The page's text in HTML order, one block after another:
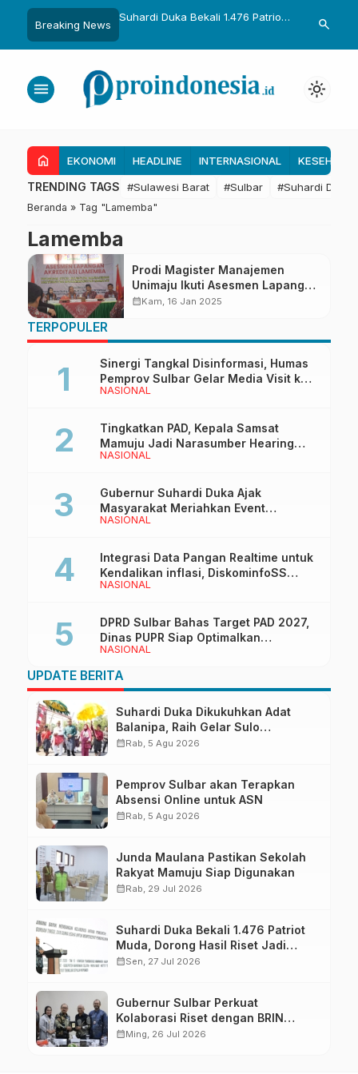
Breaking News
Gelar Sulo
Suhardi Duka Bekali 1.476 Patriot
Dasar Kebijakan Transmigrasi
Gubernur
untuk
search
menu light_mode
home EKONOMI HEADLINE INTERNASIONAL
TRENDING TAGS #Sulawesi Barat #Sulbar #Suhardi Duka
Beranda » Tag "Lamemba"
Lamemba
Prodi Magister Manajemen
Unimaju Ikuti Asesmen Lapangan
Akreditasi Lamemba
calendar_monthKam, 16 Jan 2025
TERPOPULER
NASIONAL
Sinergi Tangkal Disinformasi, Humas
Pemprov Sulbar Gelar Media Visit ke
Kantor Redaksi di Mamuju
NASIONAL
Tingkatkan PAD, Kepala Samsat
Mamuju Jadi Narasumber Hearing
Bersama Wakil Ketua I DPRD Sulbar
NASIONAL
Gubernur Suhardi Duka Ajak
Masyarakat Meriahkan Event
Manakarra Fair 2026
NASIONAL
Integrasi Data Pangan Realtime untuk
Kendalikan inflasi, DiskominfoSS
Sulbar Kembangkan Sistem SAPEDA
NASIONAL
DPRD Sulbar Bahas Target PAD 2027,
Dinas PUPR Siap Optimalkan
Pendapatan Daerah
UPDATE BERITA
Suhardi Duka Dikukuhkan Adat
Balanipa, Raih Gelar Sulo
Tappidena
calendar_monthRab, 5 Agu 2026
Pemprov Sulbar akan Terapkan
Absensi Online untuk ASN
calendar_monthRab, 5 Agu 2026
Junda Maulana Pastikan Sekolah
Rakyat Mamuju Siap Digunakan
calendar_monthRab, 29 Jul 2026
Suhardi Duka Bekali 1.476 Patriot
Muda, Dorong Hasil Riset Jadi
Dasar Kebijakan Transmigrasi
calendar_monthSen, 27 Jul 2026
Gubernur Sulbar Perkuat
Kolaborasi Riset dengan BRIN
untuk Mendukung Pembangunan
calendar_monthMing, 26 Jul 2026